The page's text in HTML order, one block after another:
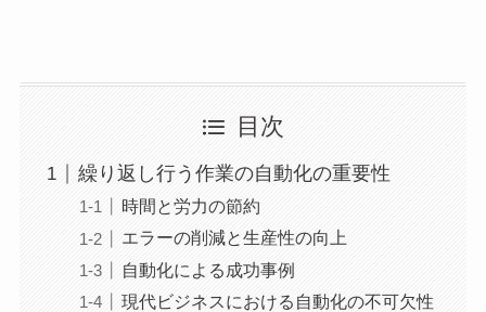
目次
繰り返し行う作業の自動化の重要性
時間と労力の節約
エラーの削減と生産性の向上
自動化による成功事例
現代ビジネスにおける自動化の不可欠性